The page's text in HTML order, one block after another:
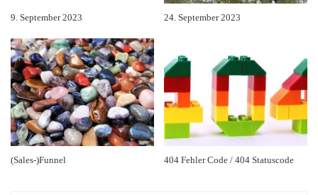
9. September 2023 24. September 2023
(Sales-)Funnel 404 Fehler Code / 404 Statuscode